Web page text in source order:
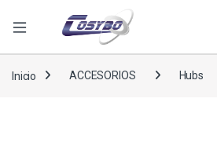
Inicio ACCESORIOS Hubs